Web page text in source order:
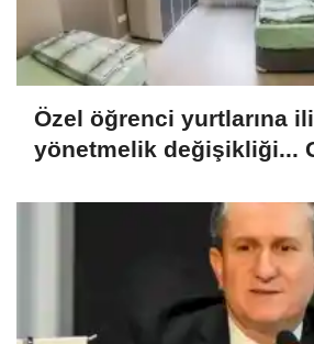
Özel öğrenci yurtlarına
yönetmelik değişikliği...